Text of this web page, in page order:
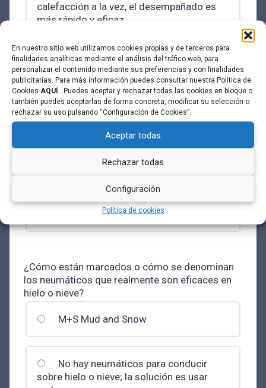
En nuestro sitio web utilizamos cookies propias y de terceros para
finalidades analíticas mediante el análisis del tráfico web, para
personalizar el contenido mediante sus preferencias y con finalidades
publicitarias. Para más información puedes consultar nuestra Política de
Cookies AQUÍ . Puedes aceptar y rechazar todas las cookies en bloque o
también puedes aceptarlas de forma concreta, modificar su selección o
rechazar su uso pulsando “Configuración de Cookies”.
Aceptar todas
Rechazar todas
Configuración
Política de cookies
calefacción a la vez, el desempañado es
más rápido y eficaz
¿En qué nivel de conducción autónoma puede
detenerse el vehículo si el conductor no toma
los mandos cuando el sistema lo requiere?
Nivel 4
¿Cómo están marcados o cómo se denominan
los neumáticos que realmente son eficaces en
hielo o nieve?
M+S Mud and Snow
No hay neumáticos para conducir
sobre hielo o nieve; la solución es usar